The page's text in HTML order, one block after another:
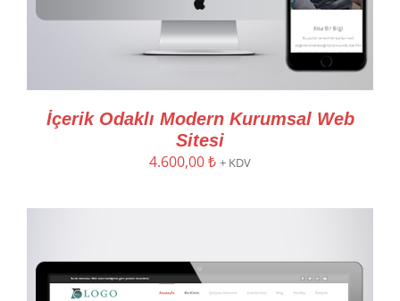
İçerik Odaklı Modern Kurumsal Web
Sitesi
4.600,00₺ + KDV